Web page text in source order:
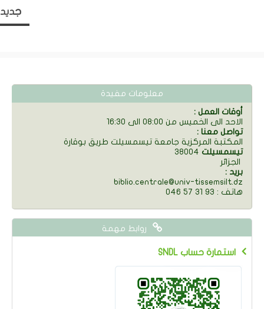
جديد
معلومات مفيدة
: أوقات العمل
الاحد الى الخميس من 08:00 الى 16:30
: تواصل معنا
المكتبة المركزية جامعة تيسمسيلت طريق بوقارة
38004 تيسمسيلت
: بريد
biblio.centrale@univ-tissemsilt.dz
046 57 31 93 : هاتف
روابط مهمة
SNDL استمارة حساب